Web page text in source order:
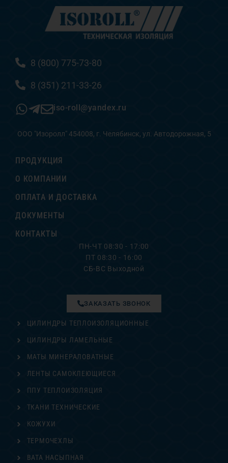
8 (800) 775-73-80
8 (351) 211-33-26
iso-roll@yandex.ru
ООО "Изоролл" 454008, г. Челябинск, ул. Автодорожная, 5
ПРОДУКЦИЯ
О КОМПАНИИ
ОПЛАТА И ДОСТАВКА
ДОКУМЕНТЫ
КОНТАКТЫ
ПН-ЧТ 08:30 - 17:00
ПТ 08:30 - 16:00
СБ-ВС Выходной
ЦИЛИНДРЫ ТЕПЛОИЗОЛЯЦИОННЫЕ
ЦИЛИНДРЫ ЛАМЕЛЬНЫЕ
МАТЫ МИНЕРАЛОВАТНЫЕ
ЛЕНТЫ САМОКЛЕЮЩИЕСЯ
ППУ ТЕПЛОИЗОЛЯЦИЯ
ТКАНИ ТЕХНИЧЕСКИЕ
ЗАКАЗАТЬ ЗВОНОК
КОЖУХИ
ТЕРМОЧЕХЛЫ
ВАТА НАСЫПНАЯ